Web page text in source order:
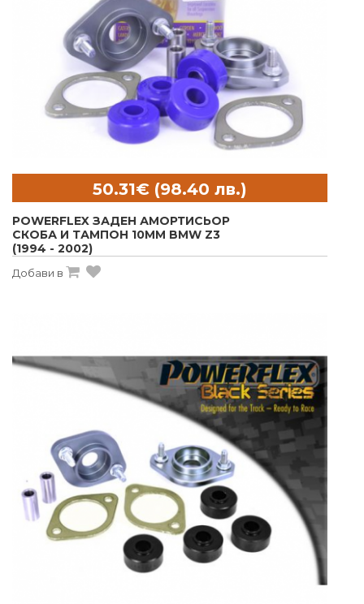
POWERFLEX ЗАДЕН АМОРТИСЬОР
СКОБА И ТАМПОН 10MM BMW Z3
(1994 - 2002)
Добави в